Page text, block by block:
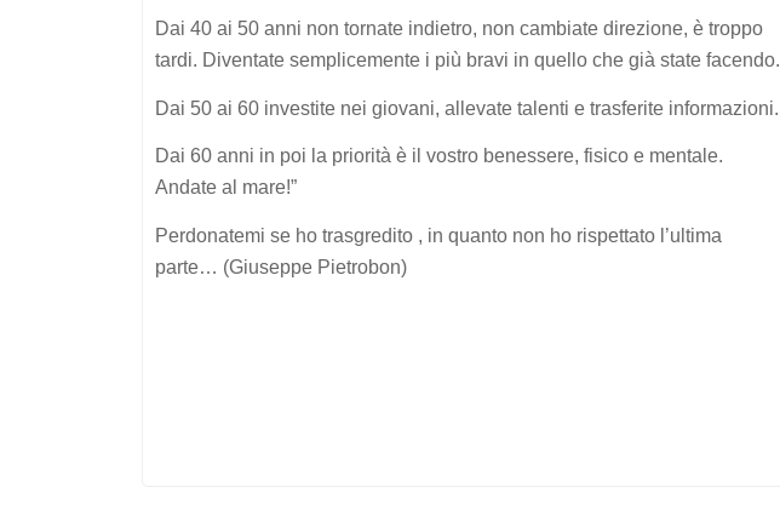
Dai 40 ai 50 anni non tornate indietro, non cambiate direzione, è troppo
tardi. Diventate semplicemente i più bravi in quello che già state facendo.
Dai 50 ai 60 investite nei giovani, allevate talenti e trasferite informazioni.
Dai 60 anni in poi la priorità è il vostro benessere, fisico e mentale.
Andate al mare!”
Perdonatemi se ho trasgredito , in quanto non ho rispettato l’ultima
parte… (Giuseppe Pietrobon)